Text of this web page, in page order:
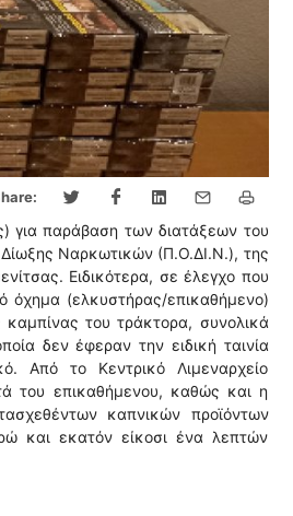
για παράβαση των διατάξεων του
Ναρκωτικών (Π.Ο.ΔΙ.Ν.), της
Ειδικότερα, σε έλεγχο που
όχημα (ελκυστήρας/επικαθήμενο)
του τράκτορα, συνολικά
δεν έφεραν την ειδική ταινία
Από το Κεντρικό Λιμεναρχείο
του επικαθήμενου, καθώς και η
καπνικών προϊόντων
και εκατόν είκοσι ένα λεπτών